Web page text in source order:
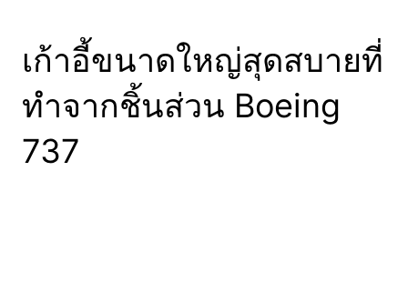
เก้าอี้ขนาดใหญ่สุดสบายที่
ทำจากชิ้นส่วน Boeing
737